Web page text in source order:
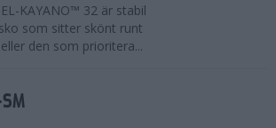
KAYANO™ 32 är stabil
som sitter skönt runt
den som prioritera...